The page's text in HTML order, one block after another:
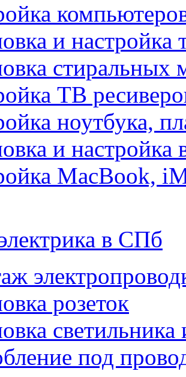
и настройка
стиральных
ТВ
ноутбука,
и
MacBook,
в СПб
розеток
под